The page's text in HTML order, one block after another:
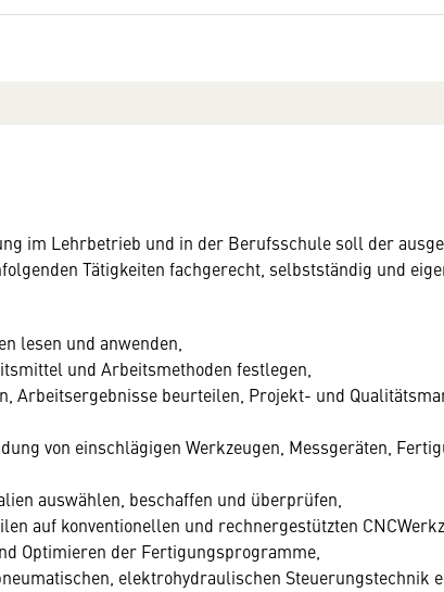
im Lehrbetrieb und in der Berufsschule soll der
Tätigkeiten fachgerecht, selbstständig und
lesen und anwenden,
und Arbeitsmethoden festlegen,
Arbeitsergebnisse beurteilen, Projekt- und
von einschlägigen Werkzeugen, Messgeräten,
auswählen, beschaffen und überprüfen,
auf konventionellen und rechnergestützten
Optimieren der Fertigungsprogramme,
elektrohydraulischen Steuerungstechnik